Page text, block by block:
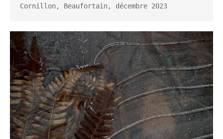
Cornillon, Beaufortain, décembre 2023